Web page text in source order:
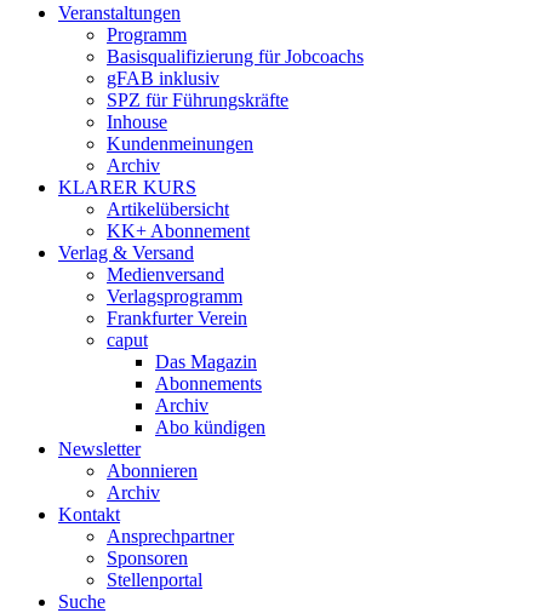
Veranstaltungen
Programm
Basisqualifizierung für Jobcoachs
gFAB inklusiv
SPZ für Führungskräfte
Inhouse
Kundenmeinungen
Archiv
KLARER KURS
Artikelübersicht
KK+ Abonnement
Verlag & Versand
Medienversand
Verlagsprogramm
Frankfurter Verein
caput
Das Magazin
Abonnements
Archiv
Abo kündigen
Newsletter
Abonnieren
Archiv
Kontakt
Ansprechpartner
Sponsoren
Stellenportal
Suche